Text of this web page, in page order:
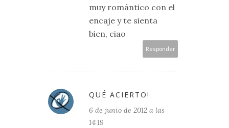
muy romántico con el
encaje y te sienta
bien, ciao
Responder
QUÉ ACIERTO!
6 de junio de 2012 a las
14:19